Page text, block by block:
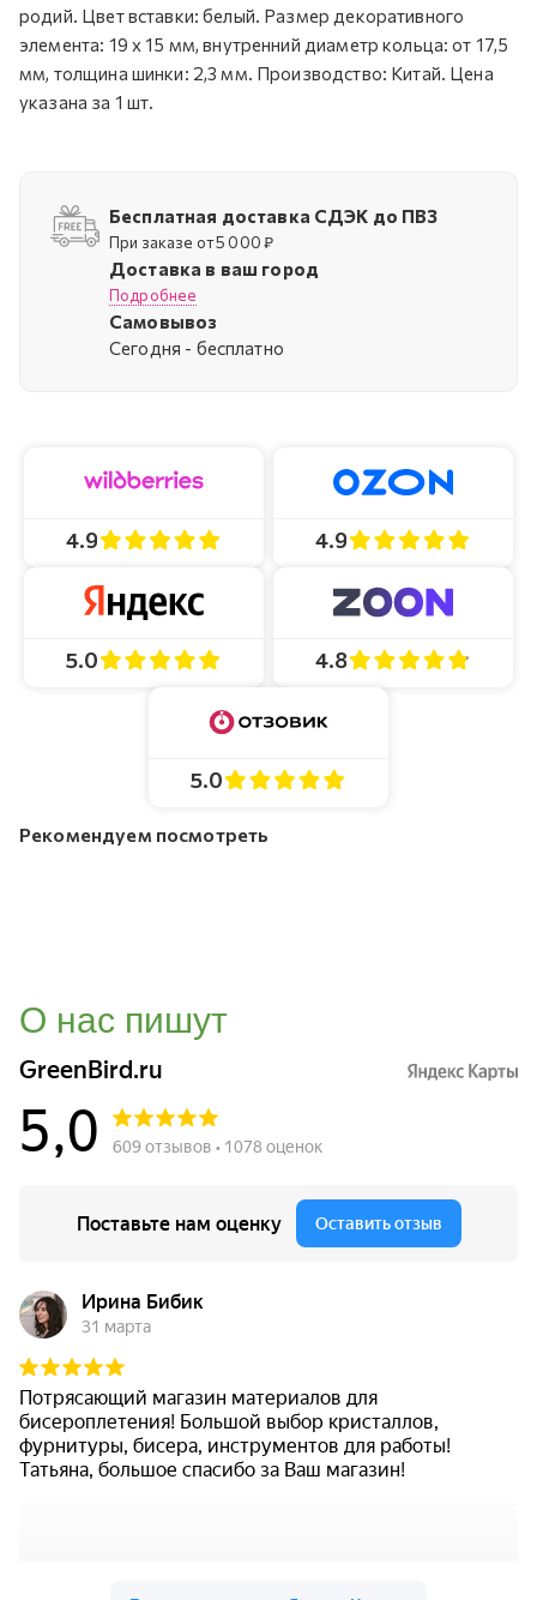
родий. Цвет вставки: белый. Размер декоративного
элемента: 19 x 15 мм, внутренний диаметр кольца: от 17,5
мм, толщина шинки: 2,3 мм. Производство: Китай. Цена
указана за 1 шт.
Бесплатная доставка СДЭК до ПВЗ
При заказе от 5 000 ₽
Доставка в ваш город
Подробнее
Самовывоз
Cегодня - бесплатно
4.9 4.9
5.0 4.8
5.0
Рекомендуем посмотреть
О нас пишут